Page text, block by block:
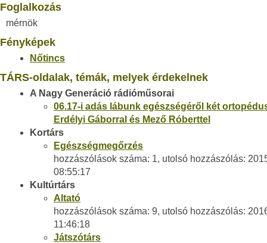
Foglalkozás
mérnök
Fényképek
Nőtincs
TÁRS-oldalak, témák, melyek érdekelnek
A Nagy Generáció rádióműsorai
06.17-i adás lábunk egészségéről két
Erdélyi Gáborral és Mező Róberttel
Kortárs
Egészségmegőrzés
hozzászólások száma: 1, utolsó hozzászólás:
08:55:17
Kultúrtárs
Altató
hozzászólások száma: 9, utolsó hozzászólás:
11:46:18
Játszótárs